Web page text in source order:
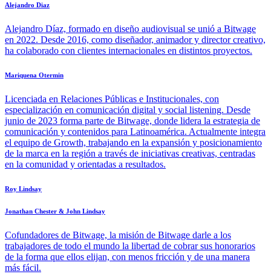
Alejandro Diaz
Alejandro Díaz, formado en diseño audiovisual se unió a Bitwage
en 2022. Desde 2016, como diseñador, animador y director creativo,
ha colaborado con clientes internacionales en distintos proyectos.
Mariquena Otermin
Licenciada en Relaciones Públicas e Institucionales, con
especialización en comunicación digital y social listening. Desde
junio de 2023 forma parte de Bitwage, donde lidera la estrategia de
comunicación y contenidos para Latinoamérica. Actualmente integra
el equipo de Growth, trabajando en la expansión y posicionamiento
de la marca en la región a través de iniciativas creativas, centradas
en la comunidad y orientadas a resultados.
Roy Lindsay
Jonathan Chester & John Lindsay
Cofundadores de Bitwage, la misión de Bitwage darle a los
trabajadores de todo el mundo la libertad de cobrar sus honorarios
de la forma que ellos elijan, con menos fricción y de una manera
más fácil.